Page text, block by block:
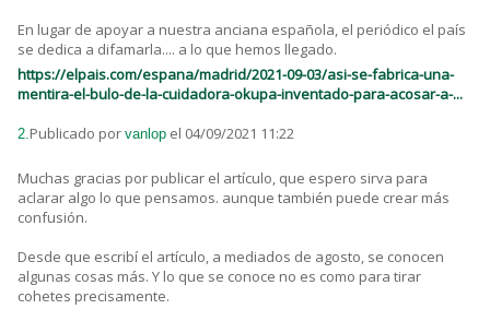
En lugar de apoyar a nuestra anciana española, el periódico el país
se dedica a difamarla.... a lo que hemos llegado.
https://elpais.com/espana/madrid/2021-09-03/asi-se-fabrica-una-
mentira-el-bulo-de-la-cuidadora-okupa-inventado-para-acosar-a-...
2. Publicado por vanlop el 04/09/2021 11:22
Muchas gracias por publicar el artículo, que espero sirva para
aclarar algo lo que pensamos. aunque también puede crear más
confusión.
Desde que escribí el artículo, a mediados de agosto, se conocen
algunas cosas más. Y lo que se conoce no es como para tirar
cohetes precisamente.